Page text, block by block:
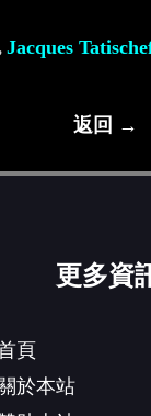
Jacques
返回 →
更多資
頁
關於本站